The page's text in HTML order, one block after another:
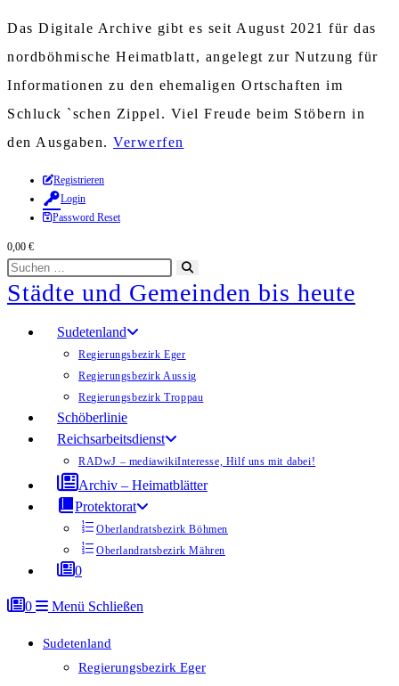
Das Digitale Archive gibt es seit August 2021 für das
nordböhmische Heimatblatt, angelegt zur Nutzung für
Informationen zu den ehemaligen Ortschaften im
Schluck `schen Zippel. Viel Freude beim Stöbern in
den Ausgaben. Verwerfen
Zum
Inhalt
springen
Registrieren
Login
Password Reset
0,00 €
Diese
Website
durchsuchen
starten
Städte und Gemeinden bis heute
Sudetenland
Regierungsbezirk Eger
Regierungsbezirk Aussig
Regierungsbezirk Troppau
Schöberlinie
Reichsarbeitsdienst
RADwJ – mediawikiInteresse, Hilf uns mit dabei!
Archiv – Heimatblätter
Protektorat
Oberlandratsbezirk Böhmen
Oberlandratsbezirk Mähren
0
0 Menü Schließen
Sudetenland
Regierungsbezirk Eger